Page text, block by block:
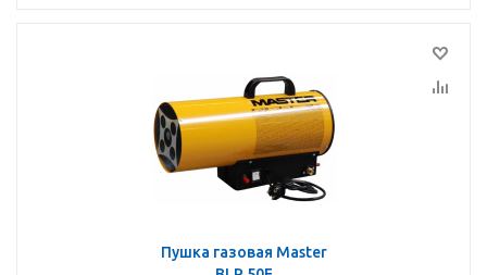
Пушка газовая Master